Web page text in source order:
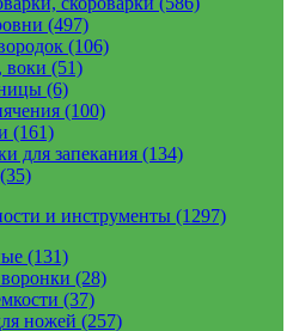
(497)
(106)
(51)
(6)
(100)
(161)
для запекания (134)
и инструменты (1297)
(131)
(28)
(37)
ножей (257)